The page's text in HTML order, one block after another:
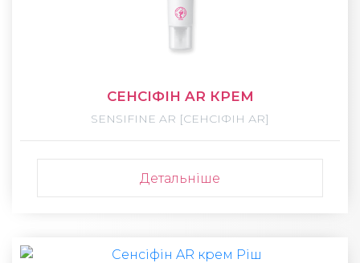
СЕНСІФІН AR КРЕМ
SENSIFINE AR [СЕНСІФІН АR]
Детальніше